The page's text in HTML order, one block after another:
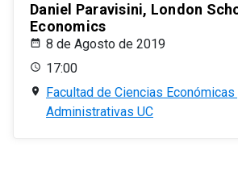
Daniel Paravisini, London
Economics
8 de Agosto de 2019
17:00
Facultad de Ciencias Económicas
Administrativas UC